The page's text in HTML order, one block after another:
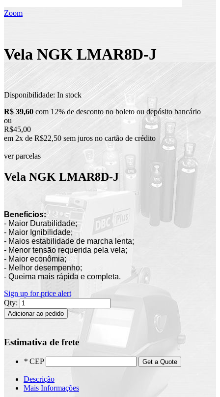
Zoom
Vela NGK LMAR8D-J
Disponibilidade: In stock
R$ 39,60 com 12% de desconto no boleto ou depósito bancário
ou
R$45,00
em 2x de R$22,50 sem juros no cartão de crédito
ver parcelas
Vela NGK LMAR8D-J
Beneficios:
- Maior Durabilidade;
- Maior Ignibilidade;
- Maios estabilidade de marcha lenta;
- Menor tensão requerida pela vela;
- Maior econômia;
- Melhor desempenho;
- Queima mais rápida e completa.
Sign up for price alert
Qty:
Adicionar ao pedido
Estimativa de frete
* CEP Get a Quote
Descrição
Mais Informações